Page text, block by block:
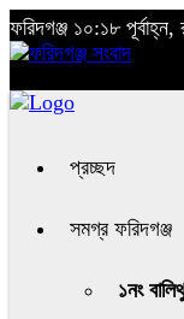
ফরিদগঞ্জ ১০:১৮ পূর্বাহ্ন,
প্রচ্ছদ
সমগ্র ফরিদগঞ্জ
১নং